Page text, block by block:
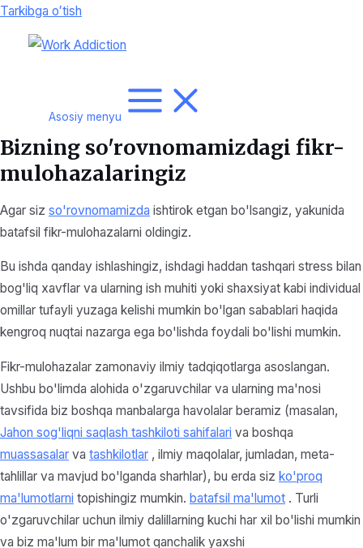
Tarkibga oʻtish
Asosiy menyu
Bizning so'rovnomamizdagi fikr-
mulohazalaringiz
Agar siz so'rovnomamizda ishtirok etgan bo'lsangiz, yakunida
batafsil fikr-mulohazalarni oldingiz.
Bu ishda qanday ishlashingiz, ishdagi haddan tashqari stress bilan
bog'liq xavflar va ularning ish muhiti yoki shaxsiyat kabi individual
omillar tufayli yuzaga kelishi mumkin bo'lgan sabablari haqida
kengroq nuqtai nazarga ega bo'lishda foydali bo'lishi mumkin.
Fikr-mulohazalar zamonaviy ilmiy tadqiqotlarga asoslangan.
Ushbu bo'limda alohida o'zgaruvchilar va ularning ma'nosi
tavsifida biz boshqa manbalarga havolalar beramiz (masalan,
Jahon sog'liqni saqlash tashkiloti sahifalari va boshqa
muassasalar va tashkilotlar , ilmiy maqolalar, jumladan, meta-
tahlillar va mavjud bo'lganda sharhlar), bu erda siz ko'proq
ma'lumotlarni topishingiz mumkin. batafsil ma'lumot . Turli
o'zgaruvchilar uchun ilmiy dalillarning kuchi har xil bo'lishi mumkin
va biz ma'lum bir ma'lumot qanchalik yaxshi